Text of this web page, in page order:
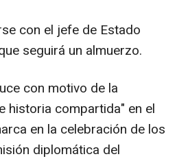
con el jefe de Estado
seguirá un almuerzo.
con motivo de la
historia compartida" en el
en la celebración de los
diplomática del